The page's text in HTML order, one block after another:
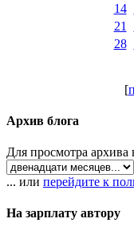
14
21
28
[
Архив блога
Для просмотра
... или перейдите к
На зарплату автору